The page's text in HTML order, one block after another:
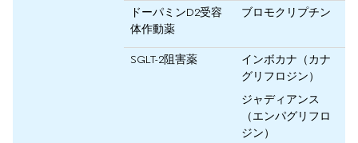
ドーパミンD2受容
体作動薬
ブロモクリプチン
SGLT-2阻害薬
インボカナ（カナ
グリフロジン）
ジャディアンス
（エンパグリフロ
ジン）